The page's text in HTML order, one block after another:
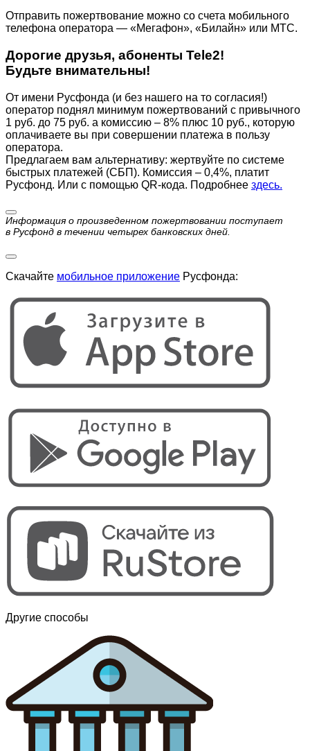
Отправить пожертвование можно со счета мобильного
телефона оператора — «Мегафон», «Билайн» или МТС.
Дорогие друзья, абоненты Tele2!
Будьте внимательны!
От имени Русфонда (и без нашего на то согласия!)
оператор поднял минимум пожертвований с привычного
1 руб. до 75 руб. а комиссию – 8% плюс 10 руб., которую
оплачиваете вы при совершении платежа в пользу
оператора.
Предлагаем вам альтернативу: жертвуйте по cистеме
быстрых платежей (СБП). Комиссия – 0,4%, платит
Русфонд. Или с помощью QR-кода. Подробнее здесь.
Информация о произведенном пожертвовании поступает
в Русфонд в течении четырех банковских дней.
Скачайте мобильное приложение Русфонда:
Другие способы